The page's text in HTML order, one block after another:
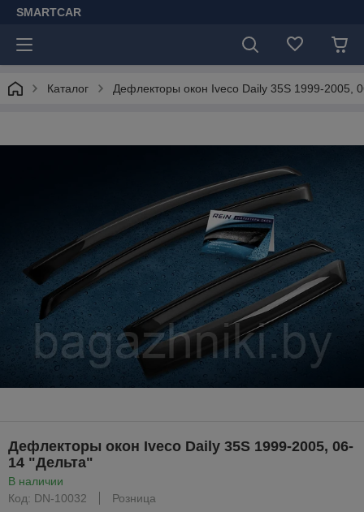
SMARTCAR
Каталог Дефлекторы окон Iveco Daily 35S 1999-2005,
Дефлекторы окон Iveco Daily 35S 1999-2005, 06-
14 "Дельта"
В наличии
Код: DN-10032
Розница